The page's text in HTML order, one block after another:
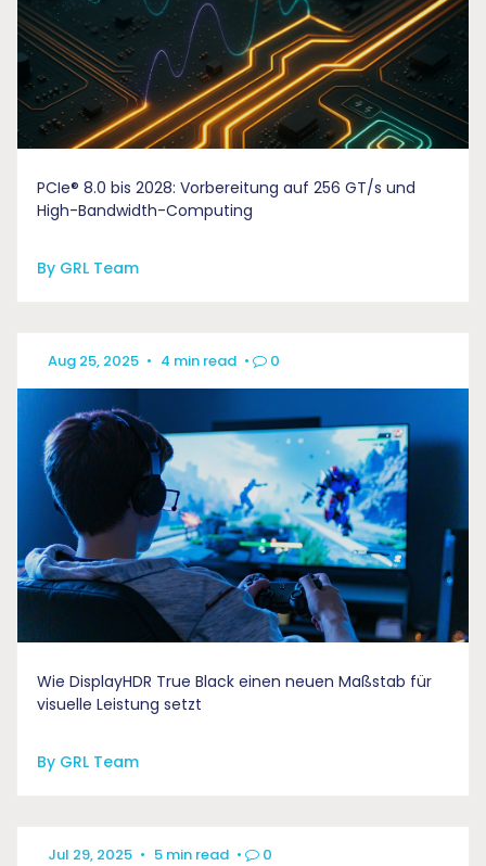
PCIe® 8.0 bis 2028: Vorbereitung auf 256 GT/s und
High-Bandwidth-Computing
By GRL Team
Aug 25, 2025 • 4 min read • 0
Wie DisplayHDR True Black einen neuen Maßstab für
visuelle Leistung setzt
By GRL Team
Jul 29, 2025 • 5 min read • 0